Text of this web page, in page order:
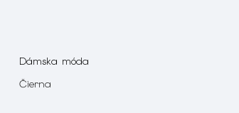
Dámska móda
Čierna